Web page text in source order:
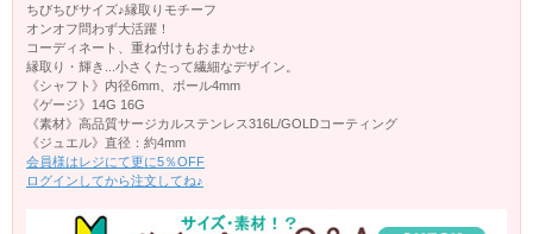
ちびちびサイズ♪縁取りモチーフ
オンオフ問わず大活躍！
コーディネート、重ね付けもおまかせ♪
縁取り・輝き...小さくたって繊細なデザイン。
《シャフト》内径6mm、ボール4mm
《ゲージ》14G 16G
《素材》高品質サージカルステンレス316L/GOLDコーティング
《ジュエル》直径：約4mm
会員様はレジにて更に5％OFF
ログインしてから注文してね♪